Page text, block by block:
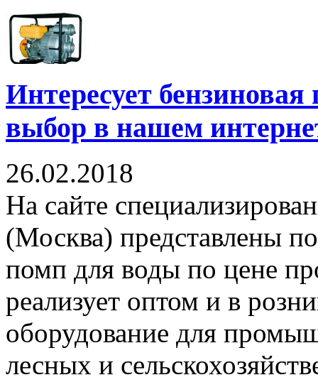
Интересует
выбор в нашем
26.02.2018
На сайте
(Москва) представлены
помп для воды по цене
реализует оптом и в
оборудование для
лесных и